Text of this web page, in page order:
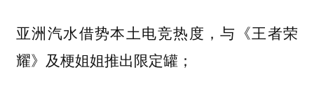
亚洲汽水借势本土电竞热度，与《王者荣
耀》及梗姐姐推出限定罐；